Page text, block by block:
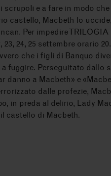
e a fare in modo
castello, Macbeth lo
Per impedire
24, 25 settembre orario
che i figli di Banquo
fuggire. Perseguitato
danno a Macbeth» e
dalle profezie,
in preda al delirio, Lady
castello di Macbeth.